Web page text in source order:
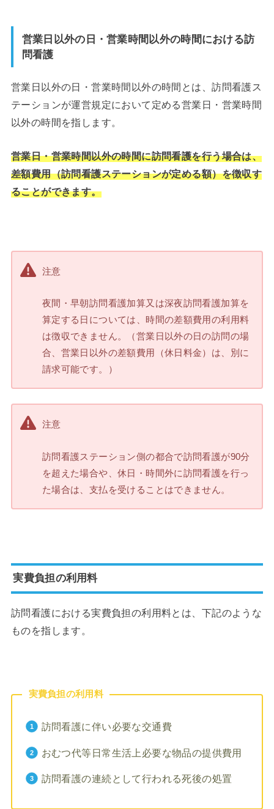
営業日以外の日・営業時間以外の時間における訪
問看護
営業日以外の日・営業時間以外の時間とは、訪問看護ス
テーションが運営規定において定める営業日・営業時間
以外の時間を指します。
営業日・営業時間以外の時間に訪問看護を行う場合は、
差額費用（訪問看護ステーションが定める額）を徴収す
ることができます。
注意
夜間・早朝訪問看護加算又は深夜訪問看護加算を
算定する日については、時間の差額費用の利用料
は徴収できません。（営業日以外の日の訪問の場
合、営業日以外の差額費用（休日料金）は、別に
請求可能です。）
注意
訪問看護ステーション側の都合で訪問看護が90分
を超えた場合や、休日・時間外に訪問看護を行っ
た場合は、支払を受けることはできません。
実費負担の利用料
訪問看護における実費負担の利用料とは、下記のような
ものを指します。
実費負担の利用料
訪問看護に伴い必要な交通費
おむつ代等日常生活上必要な物品の提供費用
訪問看護の連続として行われる死後の処置